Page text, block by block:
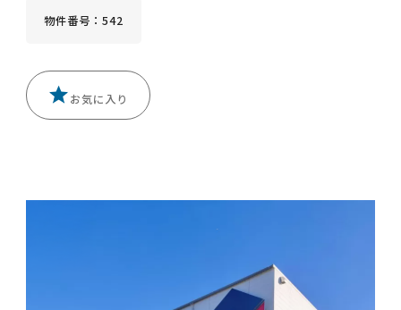
物件番号：542
お気に入り